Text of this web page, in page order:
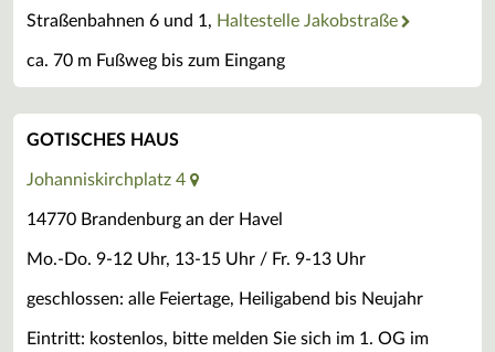
Straßenbahnen 6 und 1, Haltestelle Jakobstraße
ca. 70 m Fußweg bis zum Eingang
GOTISCHES HAUS
Johanniskirchplatz 4
14770 Brandenburg an der Havel
Mo.-Do. 9-12 Uhr, 13-15 Uhr / Fr. 9-13 Uhr
geschlossen: alle Feiertage, Heiligabend bis Neujahr
Eintritt: kostenlos, bitte melden Sie sich im 1. OG im